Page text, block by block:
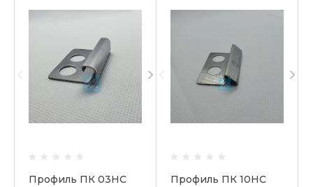
Профиль ПК 03НС
Профиль ПК 10НС